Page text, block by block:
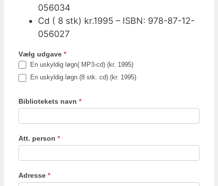
056034
Cd ( 8 stk) kr.1995 – ISBN: 978-87-12-
056027
Vælg udgave *
En uskyldig løgn( MP3-cd) (kr. 1995)
En uskyldig løgn (8 stk. cd) (kr. 1995)
Bibliotekets navn *
Att. person *
Adresse *